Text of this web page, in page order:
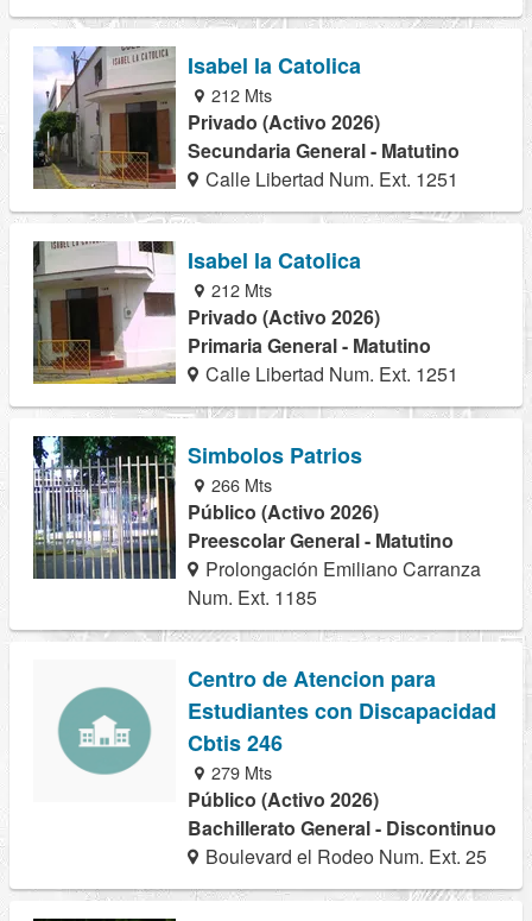
Isabel la Catolica
212 Mts
Privado (Activo 2026)
Secundaria General - Matutino
Calle Libertad Num. Ext. 1251
Isabel la Catolica
212 Mts
Privado (Activo 2026)
Primaria General - Matutino
Calle Libertad Num. Ext. 1251
Simbolos Patrios
266 Mts
Público (Activo 2026)
Preescolar General - Matutino
Prolongación Emiliano Carranza
Num. Ext. 1185
Centro de Atencion para
Estudiantes con Discapacidad
Cbtis 246
279 Mts
Público (Activo 2026)
Bachillerato General - Discontinuo
Boulevard el Rodeo Num. Ext. 25